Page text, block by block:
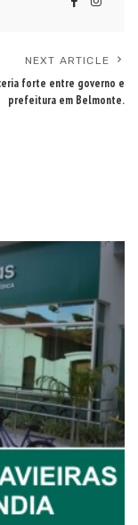
NEXT ARTICLE
forte entre governo e
prefeitura em Belmonte.